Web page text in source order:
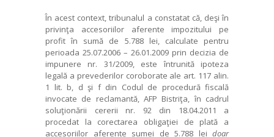
În acest context, tribunalul a constatat că, deşi în
privinţa accesoriilor aferente impozitului pe
profit în sumă de 5.788 lei, calculate pentru
perioada 25.07.2006 – 26.01.2009 prin decizia de
impunere nr. 31/2009, este întrunită ipoteza
legală a prevederilor coroborate ale art. 117 alin.
1 lit. b, d şi f din Codul de procedură fiscală
invocate de reclamantă, AFP Bistriţa, în cadrul
soluţionării cererii nr. 92 din 18.04.2011 a
procedat la corectarea obligaţiei de plată a
accesoriilor aferente sumei de 5.788 lei doar